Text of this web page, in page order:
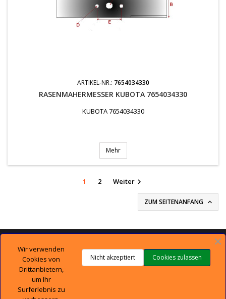
ARTIKEL-NR.: 7654034330
RASENMAHERMESSER KUBOTA 7654034330
KUBOTA 7654034330
Mehr
1 2 Weiter
ZUM SEITENANFANG 
TECHNISCHER SUPPORT 
UNTERNEHMEN 
IHR KONTO
Wir verwenden
Cookies von
Drittanbietern,
um Ihr
Surferlebnis zu
Cookies zulassen
Nicht akzeptiert